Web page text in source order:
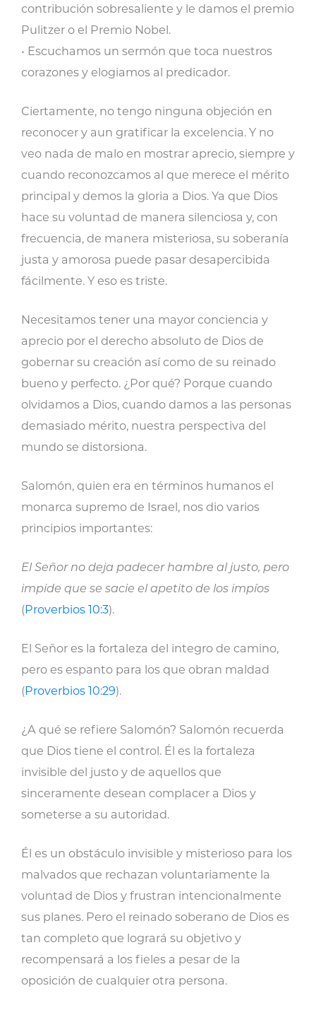
contribución sobresaliente y le damos el premio
Pulitzer o el Premio Nobel.
• Escuchamos un sermón que toca nuestros
corazones y elogiamos al predicador.
Ciertamente, no tengo ninguna objeción en
reconocer y aun gratificar la excelencia. Y no
veo nada de malo en mostrar aprecio, siempre y
cuando reconozcamos al que merece el mérito
principal y demos la gloria a Dios. Ya que Dios
hace su voluntad de manera silenciosa y, con
frecuencia, de manera misteriosa, su soberanía
justa y amorosa puede pasar desapercibida
fácilmente. Y eso es triste.
Necesitamos tener una mayor conciencia y
aprecio por el derecho absoluto de Dios de
gobernar su creación así como de su reinado
bueno y perfecto. ¿Por qué? Porque cuando
olvidamos a Dios, cuando damos a las personas
demasiado mérito, nuestra perspectiva del
mundo se distorsiona.
Salomón, quien era en términos humanos el
monarca supremo de Israel, nos dio varios
principios importantes:
El Señor no deja padecer hambre al justo, pero
impide que se sacie el apetito de los impíos
(Proverbios 10:3).
El Señor es la fortaleza del integro de camino,
pero es espanto para los que obran maldad
(Proverbios 10:29).
¿A qué se refiere Salomón? Salomón recuerda
que Dios tiene el control. Él es la fortaleza
invisible del justo y de aquellos que
sinceramente desean complacer a Dios y
someterse a su autoridad.
Él es un obstáculo invisible y misterioso para los
malvados que rechazan voluntariamente la
voluntad de Dios y frustran intencionalmente
sus planes. Pero el reinado soberano de Dios es
tan completo que logrará su objetivo y
recompensará a los fieles a pesar de la
oposición de cualquier otra persona.